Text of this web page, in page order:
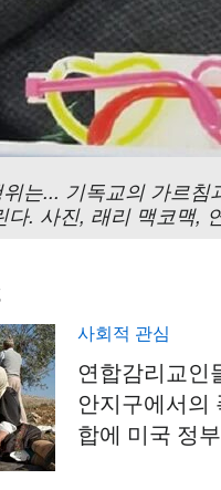
는... 기독교의 가르침
. 사진, 래리 맥코맥,
사회적 관심
연합감리교인
안지구에서의
합에 미국 정